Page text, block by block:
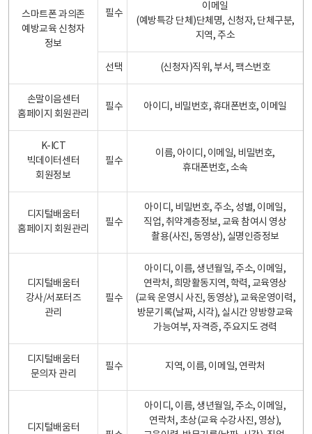
스마트폰 과의존
예방교육 신청자
정보
필수
이메일
(예방특강 단체)단체명, 신청자, 단체구분,
지역, 주소
선택 (신청자)직위, 부서, 팩스번호
손말이음센터
홈페이지 회원관리
필수 아이디, 비밀번호, 휴대폰번호, 이메일
K-ICT
빅데이터센터
회원정보
필수
이름, 아이디, 이메일, 비밀번호,
휴대폰번호, 소속
디지털배움터
홈페이지 회원관리
필수
아이디, 비밀번호, 주소, 성별, 이메일,
직업, 취약계층정보, 교육 참여시 영상
촬용(사진, 동영상), 실명인증정보
디지털배움터
강사/서포터즈
관리
필수
아이디, 이름, 생년월일, 주소, 이메일,
연락처, 희망활동지역, 학력, 교육영상
(교육 운영시 사진, 동영상), 교육운영이력,
방문기록(날짜, 시각), 실시간 양방향교육
가능여부, 자격증, 주요지도 경력
디지털배움터
문의자 관리
필수 지역, 이름, 이메일, 연락처
디지털배움터
아이디, 이름, 생년월일, 주소, 이메일,
연락처, 초상(교육 수강사진, 영상),